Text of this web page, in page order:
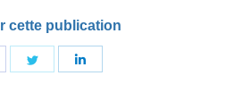
cette publication
Partager